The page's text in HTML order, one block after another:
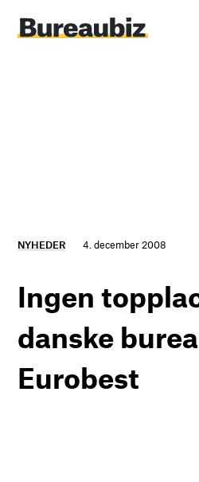
indhold
NYHEDER 4. december 2008
Ingen
danske
Eurobest